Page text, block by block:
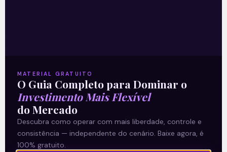
Barbaridade – 22/03
Barbaridade A prisão do ex-presidente
Temer mexeu no mercado financeiro.
Fomos da festa dos 100 mil pontos ao
MATERIAL GRATUITO
O Guia Completo para Dominar o
Investimento Mais Flexível
do Mercado
Descubra como operar com mais liberdade, controle e
consistência — independente do cenário. Baixe agora, é
100% gratuito.